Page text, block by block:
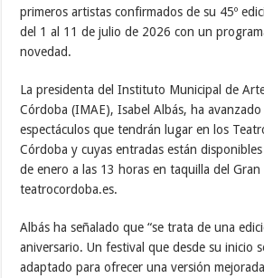
primeros artistas confirmados de su 45º
del 1 al 11 de julio de 2026 con un
novedad.
La presidenta del Instituto Municipal de
Córdoba (IMAE), Isabel Albás, ha
espectáculos que tendrán lugar en los
Córdoba y cuyas entradas están
de enero a las 13 horas en taquilla del
teatrocordoba.es.
Albás ha señalado que “se trata de una
aniversario. Un festival que desde su inicio
adaptado para ofrecer una versión